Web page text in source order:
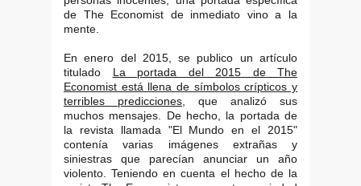
de The Economist de inmediato vino a la
mente.
En enero del 2015, se publico un artículo
titulado La portada del 2015 de The
Economist está llena de símbolos crípticos y
terribles predicciones , que analizó sus
muchos mensajes. De hecho, la portada de
la revista llamada "El Mundo en el 2015"
contenía varias imágenes extrañas y
siniestras que parecían anunciar un año
violento. Teniendo en cuenta el hecho de la